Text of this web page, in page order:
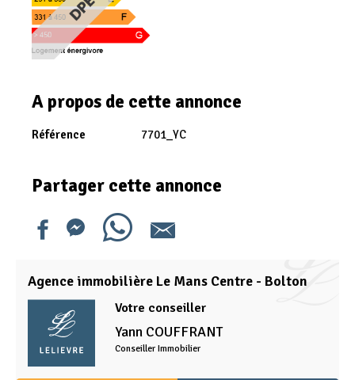
A propos de cette annonce
Référence 7701_YC
Partager cette annonce
Agence immobilière Le Mans Centre - Bolton
Votre conseiller
Yann COUFFRANT
Conseiller Immobilier